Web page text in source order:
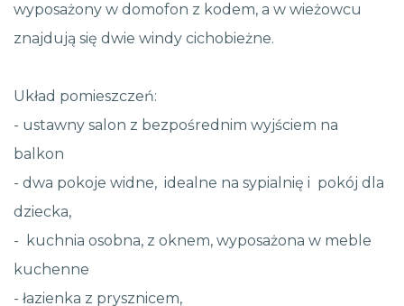
wyposażony w domofon z kodem, a w wieżowcu
znajdują się dwie windy cichobieżne.
Układ pomieszczeń:
- ustawny salon z bezpośrednim wyjściem na
balkon
- dwa pokoje widne, idealne na sypialnię i pokój dla
dziecka,
- kuchnia osobna, z oknem, wyposażona w meble
kuchenne
- łazienka z prysznicem,